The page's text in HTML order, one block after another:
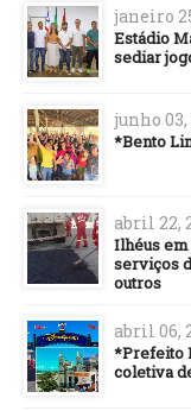
janeiro
Estádio
sediar
junho 03,
*Bento
abril 22,
Ilhéus em
serviços
outros
abril 06,
*Prefeito
coletiva